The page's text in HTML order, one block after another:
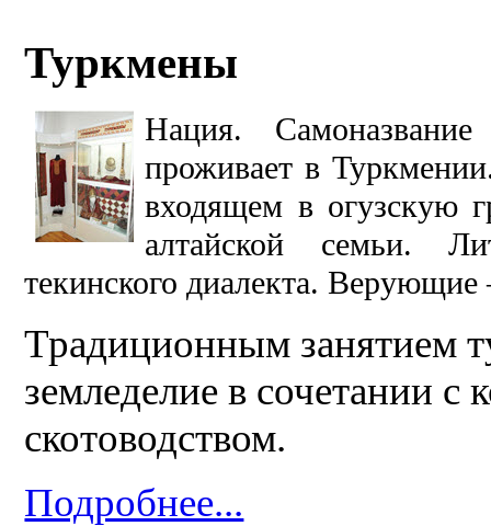
Туркмены
Нация.
проживает в
входящем в огузскую
алтайской семьи.
текинского диалекта.
Традиционным занятием
земледелие в сочетании
скотоводством.
Подробнее...